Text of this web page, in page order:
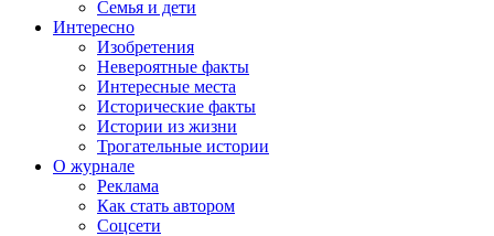
Семья и дети
Интересно
Изобретения
Невероятные факты
Интересные места
Исторические факты
Истории из жизни
Трогательные истории
О журнале
Реклама
Как стать автором
Соцсети